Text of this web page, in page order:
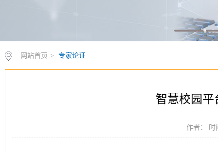
网站首页 > 专家论证
智慧校园平
作者： 时